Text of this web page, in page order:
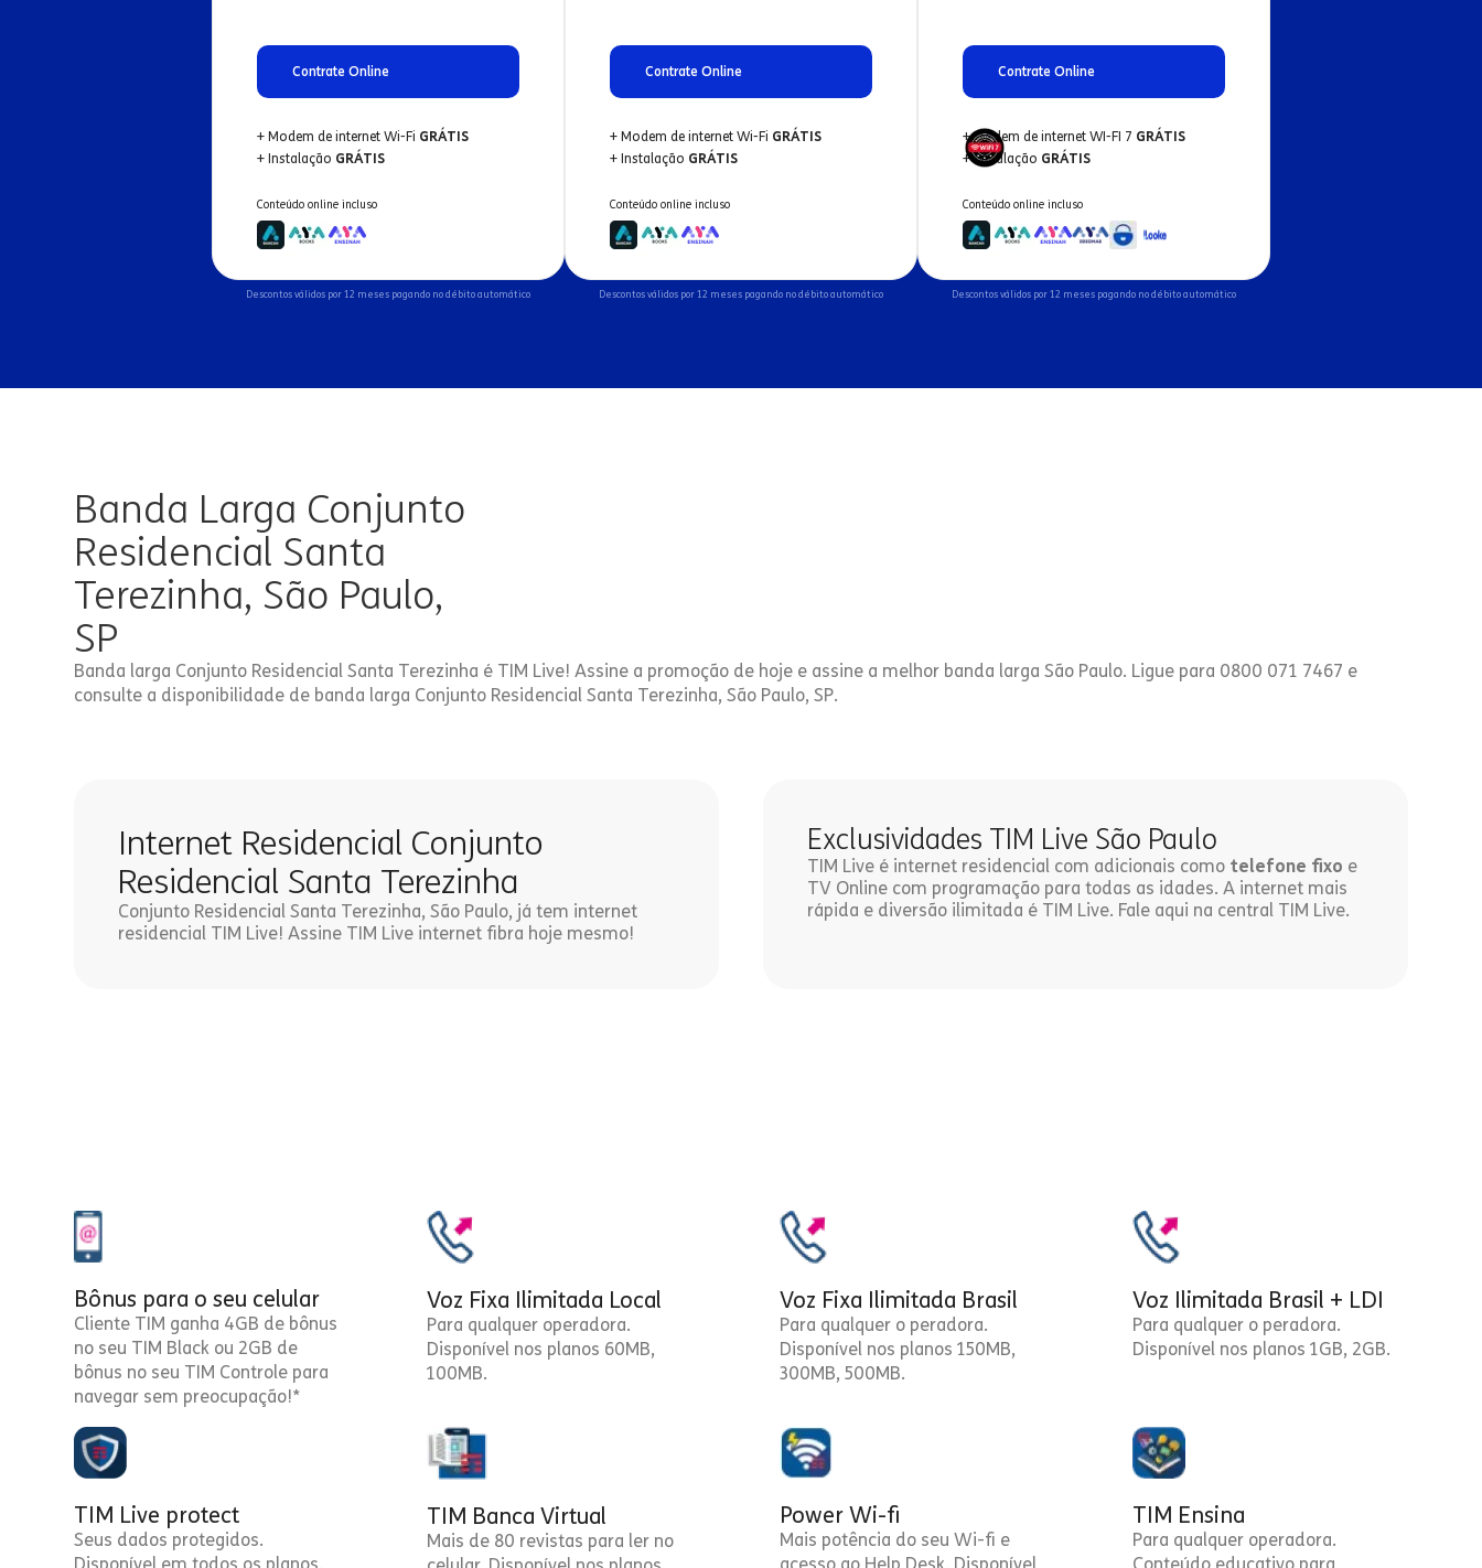
Contrate Online
+ Modem de internet Wi-Fi GRÁTIS
+ Instalação GRÁTIS
Conteúdo online incluso
Descontos válidos por 12 meses pagando no débito automático
Contrate Online
+ Modem de internet Wi-Fi GRÁTIS
+ Instalação GRÁTIS
Conteúdo online incluso
Descontos válidos por 12 meses pagando no débito automático
Contrate Online
+ Modem de internet WI-FI 7 GRÁTIS
+ Instalação GRÁTIS
Conteúdo online incluso
Descontos válidos por 12 meses pagando no débito automático
Banda Larga Conjunto
Residencial Santa
Terezinha, São Paulo,
SP
Banda larga Conjunto Residencial Santa Terezinha é TIM Live! Assine a promoção de hoje e assine a melhor banda larga São Paulo. Ligue para 0800 071 7467 e
consulte a disponibilidade de banda larga Conjunto Residencial Santa Terezinha, São Paulo, SP.
Internet Residencial Conjunto
Residencial Santa Terezinha
Conjunto Residencial Santa Terezinha, São Paulo, já tem internet
residencial TIM Live! Assine TIM Live internet fibra hoje mesmo!
Exclusividades TIM Live São Paulo
TIM Live é internet residencial com adicionais como telefone fixo e
TV Online com programação para todas as idades. A internet mais
rápida e diversão ilimitada é TIM Live. Fale aqui na central TIM Live.
Bônus para o seu celular
Cliente TIM ganha 4GB de bônus
no seu TIM Black ou 2GB de
bônus no seu TIM Controle para
navegar sem preocupação!*
Voz Fixa Ilimitada Local
Para qualquer operadora.
Disponível nos planos 60MB,
100MB.
Voz Fixa Ilimitada Brasil
Para qualquer o peradora.
Disponível nos planos 150MB,
300MB, 500MB.
Voz Ilimitada Brasil + LDI
Para qualquer o peradora.
Disponível nos planos 1GB, 2GB.
TIM Live protect
Seus dados protegidos.
TIM Banca Virtual
Mais de 80 revistas para ler no
Power Wi-fi
Mais potência do seu Wi-fi e
TIM Ensina
Para qualquer operadora.